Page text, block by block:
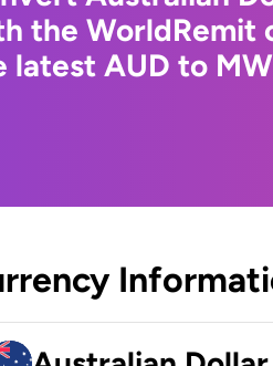
the WorldRemit
latest AUD to